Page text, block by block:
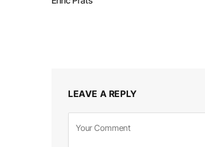
LEAVE A REPLY